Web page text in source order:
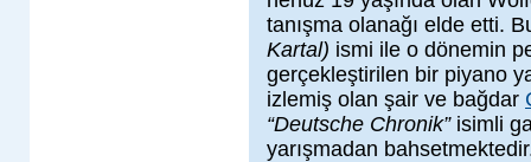
tanışma olanağı elde etti.
Kartal) ismi ile o dönemin
gerçekleştirilen bir piyano
izlemiş olan şair ve bağdar
“Deutsche Chronik” isimli
yarışmadan